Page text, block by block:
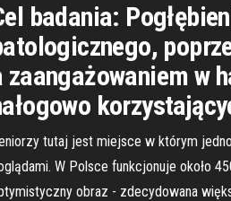
badania:
zaangażowaniem w
tutaj jest miejsce w którym
W Polsce funkcjonuje około
obraz - zdecydowana